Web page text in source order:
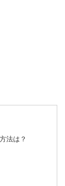
法は？